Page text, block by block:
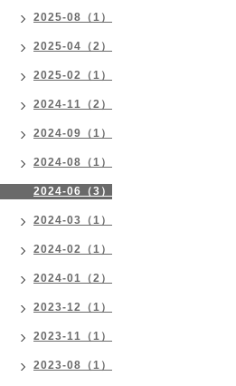
2025-08（1）
2025-04（2）
2025-02（1）
2024-11（2）
2024-09（1）
2024-08（1）
2024-06（3）
2024-03（1）
2024-02（1）
2024-01（2）
2023-12（1）
2023-11（1）
2023-08（1）